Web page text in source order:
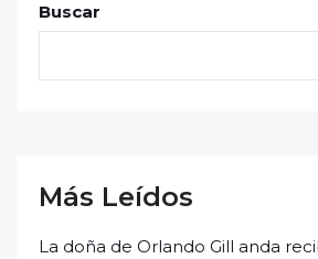
Buscar
Más Leídos
La doña de Orlando Gill anda